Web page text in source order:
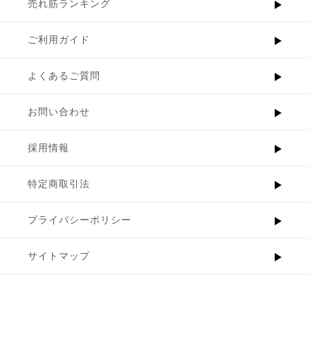
売れ筋ランキング
ご利用ガイド
よくあるご質問
お問い合わせ
採用情報
特定商取引法
プライバシーポリシー
サイトマップ